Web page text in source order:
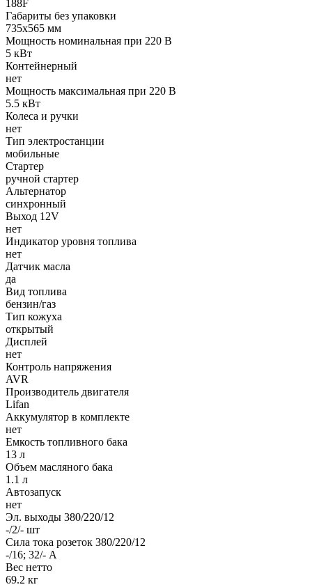
188F
Габариты без упаковки
735х565 мм
Мощность номинальная при 220 В
5 кВт
Контейнерный
нет
Мощность максимальная при 220 В
5.5 кВт
Колеса и ручки
нет
Тип электростанции
мобильные
Стартер
ручной стартер
Альтернатор
синхронный
Выход 12V
нет
Индикатор уровня топлива
нет
Датчик масла
да
Вид топлива
бензин/газ
Тип кожуха
открытый
Дисплей
нет
Контроль напряжения
AVR
Производитель двигателя
Lifan
Аккумулятор в комплекте
нет
Емкость топливного бака
13 л
Объем масляного бака
1.1 л
Автозапуск
нет
Эл. выходы 380/220/12
-/2/- шт
Сила тока розеток 380/220/12
-/16; 32/- А
Вес нетто
69.2 кг